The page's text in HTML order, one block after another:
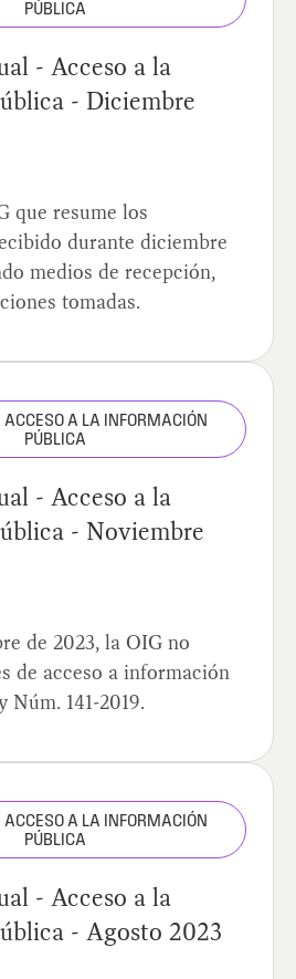
PÚBLICA
- Acceso a la
- Diciembre
que resume los
durante diciembre
medios de recepción,
tomadas.
ACCESO A LA INFORMACIÓN
PÚBLICA
- Acceso a la
- Noviembre
de 2023, la OIG no
de acceso a información
141-2019.
ACCESO A LA INFORMACIÓN
PÚBLICA
- Acceso a la
- Agosto 2023